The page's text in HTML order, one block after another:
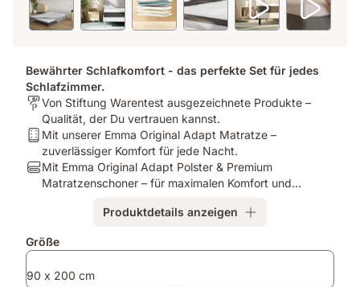
Bewährter Schlafkomfort - das perfekte Set für jedes
Schlafzimmer.
Für
wen
ist
bestimmt?:
Von
Produkte
Qualität,
Von Stiftung Warentest ausgezeichnete Produkte –
Qualität, der Du vertrauen kannst.
Bundle
Mattress:
Adapt
–
Mit unserer Emma Original Adapt Matratze –
zuverlässiger Komfort für jede Nacht.
Bundle
Original
Polster
Mit Emma Original Adapt Polster & Premium
Matratzenschoner – für maximalen Komfort und
Produktdetails anzeigen
Zusatzprodukte
Größe
90 x 200 cm